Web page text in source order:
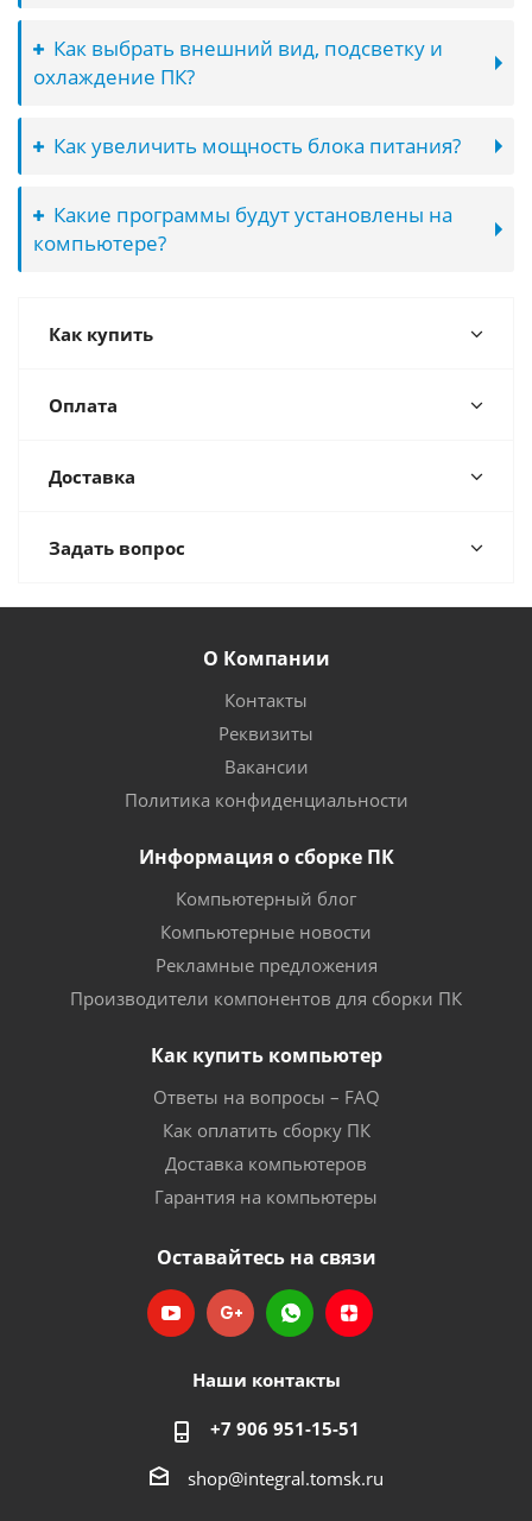
Как выбрать внешний вид, подсветку и
охлаждение ПК?
Как увеличить мощность блока питания?
Какие программы будут установлены на
компьютере?
Как купить
Оплата
Доставка
Задать вопрос
О Компании
Контакты
Реквизиты
Вакансии
Политика конфиденциальности
Информация о сборке ПК
Компьютерный блог
Компьютерные новости
Рекламные предложения
Производители компонентов для сборки ПК
Как купить компьютер
Ответы на вопросы – FAQ
Как оплатить сборку ПК
Доставка компьютеров
Гарантия на компьютеры
Оставайтесь на связи
Наши контакты
+7 906 951-15-51
shop@integral.tomsk.ru